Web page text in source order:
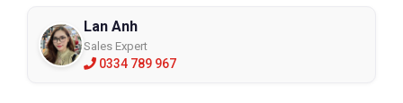
Lan Anh
Sales Expert
0334 789 967